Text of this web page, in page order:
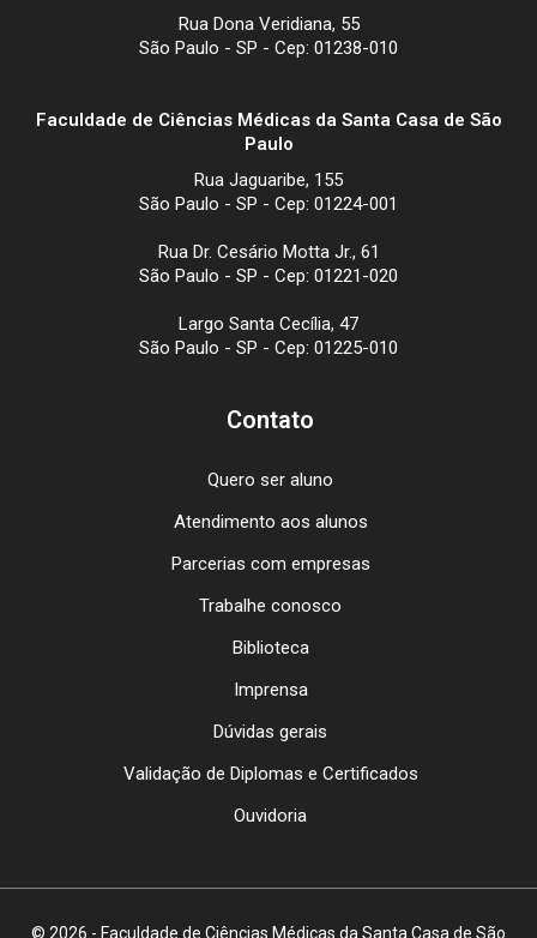
Rua Dona Veridiana, 55
São Paulo - SP - Cep: 01238-010
Faculdade de Ciências Médicas da Santa Casa de São
Paulo
Rua Jaguaribe, 155
São Paulo - SP - Cep: 01224-001
Rua Dr. Cesário Motta Jr., 61
São Paulo - SP - Cep: 01221-020
Largo Santa Cecília, 47
São Paulo - SP - Cep: 01225-010
Contato
Quero ser aluno
Atendimento aos alunos
Parcerias com empresas
Trabalhe conosco
Biblioteca
Imprensa
Dúvidas gerais
Validação de Diplomas e Certificados
Ouvidoria
© 2026 - Faculdade de Ciências Médicas da Santa Casa de São